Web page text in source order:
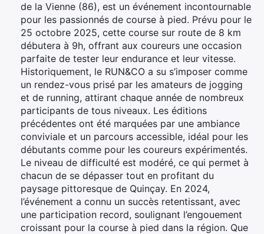
de la Vienne (86), est un événement incontournable
pour les passionnés de course à pied. Prévu pour le
25 octobre 2025, cette course sur route de 8 km
débutera à 9h, offrant aux coureurs une occasion
parfaite de tester leur endurance et leur vitesse.
Historiquement, le RUN&CO a su s’imposer comme
un rendez-vous prisé par les amateurs de jogging
et de running, attirant chaque année de nombreux
participants de tous niveaux. Les éditions
précédentes ont été marquées par une ambiance
conviviale et un parcours accessible, idéal pour les
débutants comme pour les coureurs expérimentés.
Le niveau de difficulté est modéré, ce qui permet à
chacun de se dépasser tout en profitant du
paysage pittoresque de Quinçay. En 2024,
l’événement a connu un succès retentissant, avec
une participation record, soulignant l’engouement
croissant pour la course à pied dans la région. Que